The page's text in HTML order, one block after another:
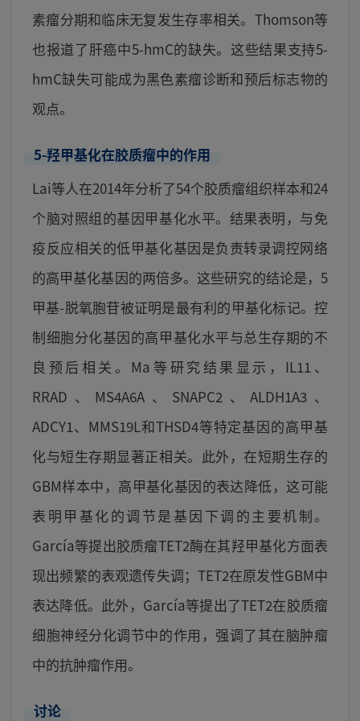
素瘤分期和临床无复发生存率相关。Thomson等
也报道了肝癌中5-hmC的缺失。这些结果支持5-
hmC缺失可能成为黑色素瘤诊断和预后标志物的
观点。
5-羟甲基化在胶质瘤中的作用
Lai等人在2014年分析了54个胶质瘤组织样本和24
个脑对照组的基因甲基化水平。结果表明，与免
疫反应相关的低甲基化基因是负责转录调控网络
的高甲基化基因的两倍多。这些研究的结论是，5
甲基-脱氧胞苷被证明是最有利的甲基化标记。控
制细胞分化基因的高甲基化水平与总生存期的不
良预后相关。Ma等研究结果显示，IL11、
RRAD、MS4A6A、SNAPC2、ALDH1A3、
ADCY1、MMS19L和THSD4等特定基因的高甲基
化与短生存期显著正相关。此外，在短期生存的
GBM样本中，高甲基化基因的表达降低，这可能
表明甲基化的调节是基因下调的主要机制。
García等提出胶质瘤TET2酶在其羟甲基化方面表
现出频繁的表观遗传失调；TET2在原发性GBM中
表达降低。此外，García等提出了TET2在胶质瘤
细胞神经分化调节中的作用，强调了其在脑肿瘤
中的抗肿瘤作用。
讨论